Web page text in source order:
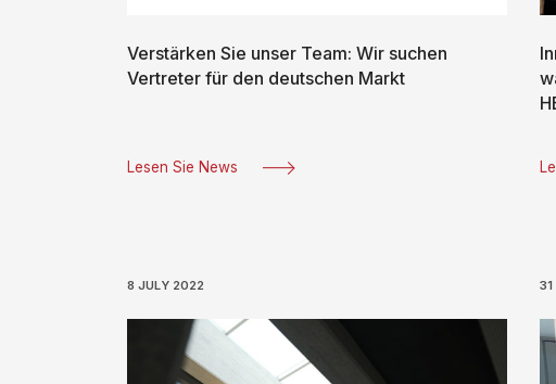
Verstärken Sie unser Team: Wir suchen
Vertreter für den deutschen Markt
Lesen Sie News
8 JULY 2022